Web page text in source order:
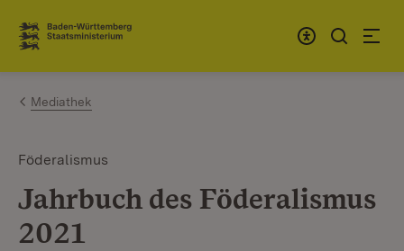
Zum Inhalt springen
Link zur Startseite
Mediathek
Föderalismus
Jahrbuch des Föderalismus
2021